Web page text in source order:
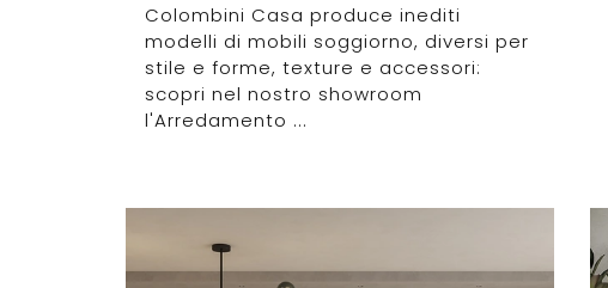
Colombini Casa produce inediti
modelli di mobili soggiorno, diversi per
stile e forme, texture e accessori:
scopri nel nostro showroom
l'Arredamento ...